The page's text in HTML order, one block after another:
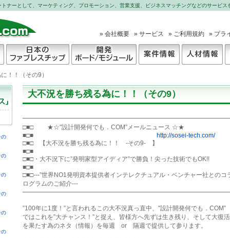
ナーとして、マーケティング、プロモーション、営業支援、ビジネスマッチングなどのサービス
» 会社概要 » サービス » ご利用規約 » プラ
！！（その9）
大不況を勝ち残る為に！！（その9）
□■□　　 ★☆"設計開発何でも．COM”メールニュース ☆★
■□■ http://sosei-tech.com/
□■□　【大不況を勝ち残る為に！！　-その9-　】
■□■
□■□・大不況下に”発明家型アイディア”で勝負！尖った技術でもOK!!
■□■
□■□---”世界NO1発明資本提供者インテレクチュアル・ベンチャー社とのコ
ログラムのご紹介---
”100年に1度！”と言われるこの大不況真っ直中、"設計開発何でも．COM”
ではこれを”大チャンス！”と捉え、皆様方へ先ずは生き残り、そして大復活
を果たす為のネタ（情報）を毎週　or　隔週で提供して参ります。
の
の
の
の
の
の